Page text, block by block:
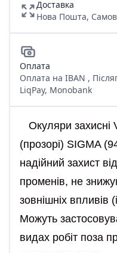
Доставка
Нова Пошта,
Оплата
Оплата на IBAN ,
LiqPay, Monobank
Окуляри захисні
(прозорі) SIGMA
надійний захист
променів, не
зовнішніх впливів
Можуть
видах робіт поза